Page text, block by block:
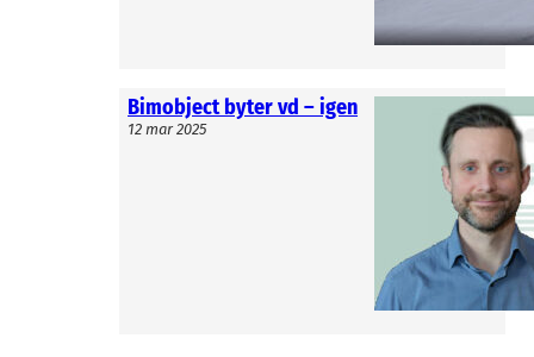
halvår.
Bimobject byter vd – igen
12 mar 2025